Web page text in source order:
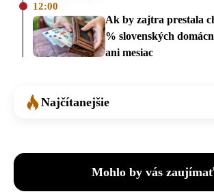
12:00
Ak by zajtra prestala
% slovenských
ani mesiac
Najčítanejšie
Mohlo by vás zaujímať